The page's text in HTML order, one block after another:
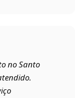
no Santo